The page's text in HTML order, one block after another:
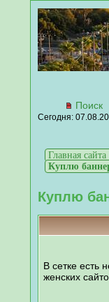
Поиск
Сегодня:
Главная сайта
Куплю
Куплю
В сетке есть
женских